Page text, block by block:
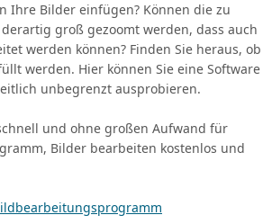
Ihre Bilder einfügen? Können die zu
groß gezoomt werden, dass auch
werden können? Finden Sie heraus, ob
werden. Hier können Sie eine Software
unbegrenzt ausprobieren.
und ohne großen Aufwand für
Bilder bearbeiten kostenlos und